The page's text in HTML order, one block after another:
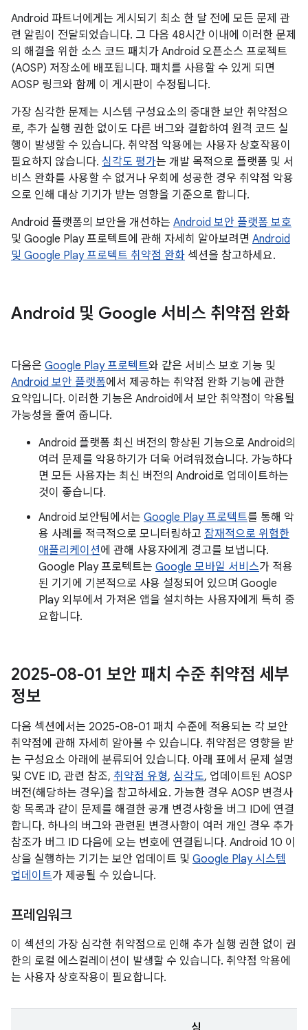
Android 파트너에게는 게시되기 최소 한 달 전에 모든 문제 관
련 알림이 전달되었습니다. 그 다음 48시간 이내에 이러한 문제
의 해결을 위한 소스 코드 패치가 Android 오픈소스 프로젝트
(AOSP) 저장소에 배포됩니다. 패치를 사용할 수 있게 되면
AOSP 링크와 함께 이 게시판이 수정됩니다.
가장 심각한 문제는 시스템 구성요소의 중대한 보안 취약점으
로, 추가 실행 권한 없이도 다른 버그와 결합하여 원격 코드 실
행이 발생할 수 있습니다. 취약점 악용에는 사용자 상호작용이
필요하지 않습니다. 심각도 평가는 개발 목적으로 플랫폼 및 서
비스 완화를 사용할 수 없거나 우회에 성공한 경우 취약점 악용
으로 인해 대상 기기가 받는 영향을 기준으로 합니다.
Android 플랫폼의 보안을 개선하는 Android 보안 플랫폼 보호
및 Google Play 프로텍트에 관해 자세히 알아보려면 Android
및 Google Play 프로텍트 취약점 완화 섹션을 참고하세요.
Android 및 Google 서비스 취약점 완화
다음은 Google Play 프로텍트와 같은 서비스 보호 기능 및
Android 보안 플랫폼에서 제공하는 취약점 완화 기능에 관한
요약입니다. 이러한 기능은 Android에서 보안 취약점이 악용될
가능성을 줄여 줍니다.
Android 플랫폼 최신 버전의 향상된 기능으로 Android의
여러 문제를 악용하기가 더욱 어려워졌습니다. 가능하다
면 모든 사용자는 최신 버전의 Android로 업데이트하는
것이 좋습니다.
Android 보안팀에서는 Google Play 프로텍트를 통해 악
용 사례를 적극적으로 모니터링하고 잠재적으로 위험한
애플리케이션에 관해 사용자에게 경고를 보냅니다.
Google Play 프로텍트는 Google 모바일 서비스가 적용
된 기기에 기본적으로 사용 설정되어 있으며 Google
Play 외부에서 가져온 앱을 설치하는 사용자에게 특히 중
요합니다.
2025-08-01 보안 패치 수준 취약점 세부
정보
다음 섹션에서는 2025-08-01 패치 수준에 적용되는 각 보안
취약점에 관해 자세히 알아볼 수 있습니다. 취약점은 영향을 받
는 구성요소 아래에 분류되어 있습니다. 아래 표에서 문제 설명
및 CVE ID, 관련 참조, 취약점 유형, 심각도, 업데이트된 AOSP
버전(해당하는 경우)을 참고하세요. 가능한 경우 AOSP 변경사
항 목록과 같이 문제를 해결한 공개 변경사항을 버그 ID에 연결
합니다. 하나의 버그와 관련된 변경사항이 여러 개인 경우 추가
참조가 버그 ID 다음에 오는 번호에 연결됩니다. Android 10 이
상을 실행하는 기기는 보안 업데이트 및 Google Play 시스템
업데이트가 제공될 수 있습니다.
프레임워크
이 섹션의 가장 심각한 취약점으로 인해 추가 실행 권한 없이 권
한의 로컬 에스컬레이션이 발생할 수 있습니다. 취약점 악용에
는 사용자 상호작용이 필요합니다.